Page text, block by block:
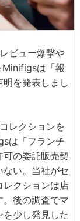
ビュー爆撃や
は「報
を発表しまし
レクションを
は「フランチ
可の委託販売契
い。当社がセ
レクションは店
後の調査でマ
少し発見した